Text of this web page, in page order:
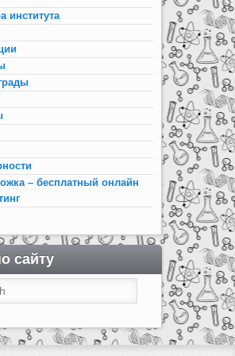
института
– бесплатный онлайн
сайту